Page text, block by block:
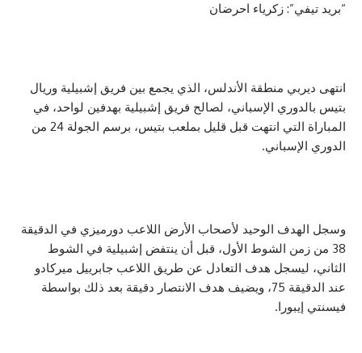
زكرياء احرضان
منطقة الأندلس، الذي يجمع بين فريق إشبيلية وريال
الإسباني، لصالح فريق إشبيلية بهدفين لواحد، في
المباراة التي انتهت قبل قليل بملعب بتيس، برسم الجولة 24 من
الوحيد لأصحاب الأرض اللاعب دورميزي في الدقيقة
الشوط الأول، قبل أن ينتفض إشبيلية في الشوط
هدف التعادل عن طريق اللاعب جابرييل ميركادو
عند الدقيقة 75، ويضيف هدف الانتصار دقيقة بعد ذلك بواسطة